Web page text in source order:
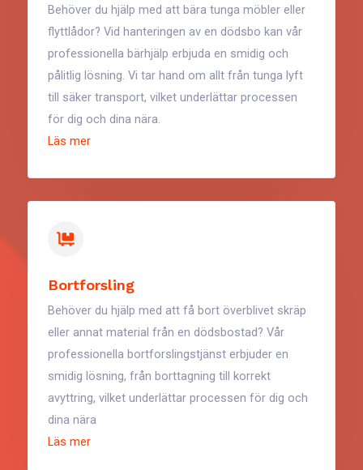
Behöver du hjälp med att bära tunga möbler eller
flyttlådor? Vid hanteringen av en dödsbo kan vår
professionella bärhjälp erbjuda en smidig och
pålitlig lösning. Vi tar hand om allt från tunga lyft
till säker transport, vilket underlättar processen
för dig och dina nära.
Läs mer
Bortforsling
Behöver du hjälp med att få bort överblivet skräp
eller annat material från en dödsbostad? Vår
professionella bortforslingstjänst erbjuder en
smidig lösning, från borttagning till korrekt
avyttring, vilket underlättar processen för dig och
dina nära
Läs mer